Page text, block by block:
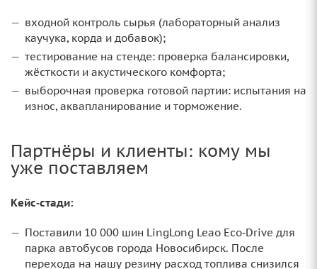
входной контроль сырья (лабораторный анализ
каучука, корда и добавок);
тестирование на стенде: проверка балансировки,
жёсткости и акустического комфорта;
выборочная проверка готовой партии: испытания на
износ, аквапланирование и торможение.
Партнёры и клиенты: кому мы
уже поставляем
Кейс‑стади:
Поставили 10 000 шин LingLong Leao Eco‑Drive для
парка автобусов города Новосибирск. После
перехода на нашу резину расход топлива снизился